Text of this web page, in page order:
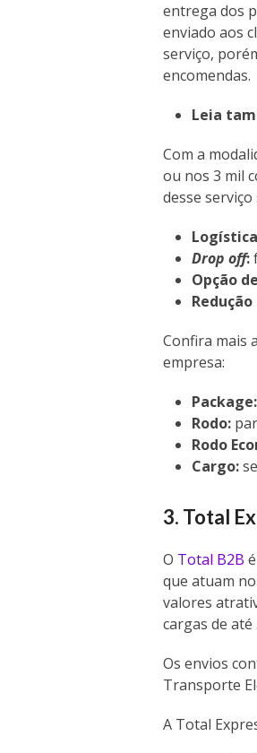
entrega dos
enviado aos
serviço,
encomendas.
Leia
Com a
ou nos 3 mil
desse serviço
Drop off:
Opção
Confira mais
empresa:
Package:
Rodo:
Rodo
Cargo:
3. Total
O Total B2B
que atuam
valores
cargas de até
Os envios
Transporte
A Total